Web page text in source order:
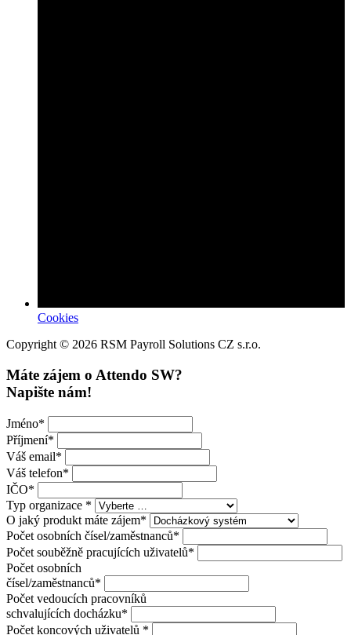
Cookies
Copyright © 2026 RSM Payroll Solutions CZ s.r.o.
Máte zájem o Attendo SW?
Napište nám!
Jméno*
Příjmení*
Váš email*
Váš telefon*
IČO*
Typ organizace *
O jaký produkt máte zájem*
Počet osobních čísel/zaměstnanců*
Počet souběžně pracujících uživatelů*
Počet osobních
čísel/zaměstnanců*
Počet vedoucích pracovníků
schvalujících docházku*
Počet koncových uživatelů *